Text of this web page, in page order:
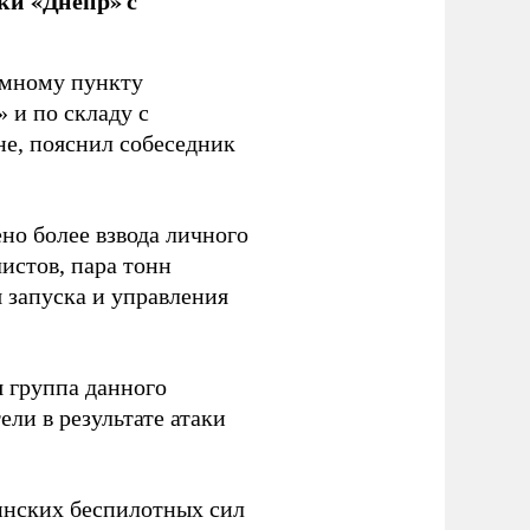
пункту
и по складу с
пояснил собеседник
более взвода личного
пара тонн
и управления
данного
в результате атаки
беспилотных сил